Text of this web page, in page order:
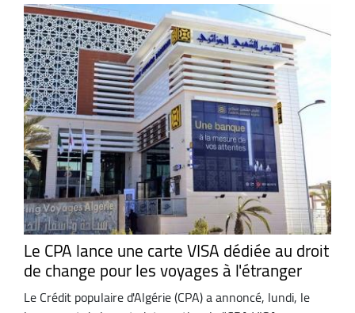
Le CPA lance une carte VISA dédiée au droit
de change pour les voyages à l'étranger
Le Crédit populaire d'Algérie (CPA) a annoncé, lundi, le